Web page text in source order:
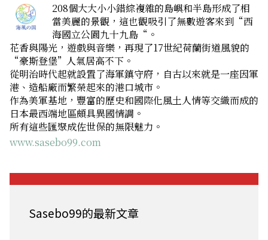
208個大大小小錯綜複雜的島嶼和半島形成了相
當美麗的景觀，這也觀吸引了無數遊客來到“西
海國立公園九十九島“。
花香與陽光，遊戲與音樂，再現了17世紀荷蘭街道風貌的
“豪斯登堡”人氣居高不下。
從明治時代起就設置了海軍鎮守府，自古以來就是一座因軍
港、造船廠而繁榮起來的港口城市。
作為美軍基地，豐富的歷史和國際化風土人情等交織而成的
日本最西端地區頗具異國情調。
所有這些匯聚成佐世保的無限魅力。
www.sasebo99.com
Sasebo99的最新文章